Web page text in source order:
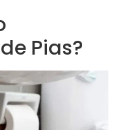
Pias?